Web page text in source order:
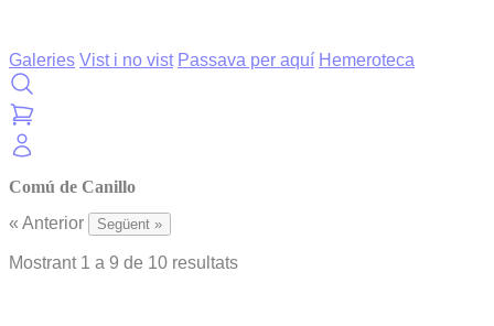
Galeries Vist i no vist Passava per aquí Hemeroteca
Comú de Canillo
« Anterior
Següent »
Mostrant 1 a 9 de 10 resultats